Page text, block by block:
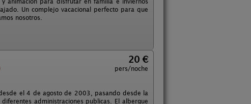
Un complejo vacacional perfecto para que
nosotros.
20 €
pers/noche
el 4 de agosto de 2003, pasando desde la
administraciones publicas. El albergue